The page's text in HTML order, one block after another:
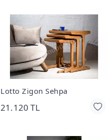
Lotto Zigon Sehpa
21.120 TL